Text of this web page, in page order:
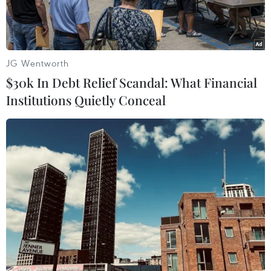
Đồng 100 nhân dân tệ tại ngân hàng ở Bắc Kinh, Trung Quốc.
(Nguồn: AFP/TTXVN)
Theo tờ Nikkei Asia Review, trong vòng 1 thập
kỷ qua, các công ty Trung Quốc đã đầu tư gần 11
tỷ USD vào các cảng biển ở nước ngoài, qua đó
tiếp cận các tuyến hàng hải chiến lược như một
phần của sáng kiến "Vành đai và Con đường"
JG Wentworth
$30k In Debt Relief Scandal: What Financial
Institutions Quietly Conceal